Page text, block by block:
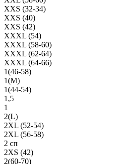
XXS (32-34)
XXS (40)
XXS (42)
XXXL (54)
XXXL (58-60)
XXXL (62-64)
XXXL (64-66)
1(46-58)
1(М)
1(44-54)
1,5
1
2(L)
2XL (52-54)
2XL (56-58)
2 сп
2XS (42)
2(60-70)